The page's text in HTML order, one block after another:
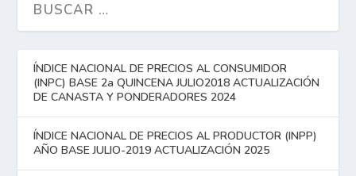
ÍNDICE NACIONAL DE PRECIOS AL CONSUMIDOR
(INPC) BASE 2a QUINCENA JULIO2018 ACTUALIZACIÓN
DE CANASTA Y PONDERADORES 2024
ÍNDICE NACIONAL DE PRECIOS AL PRODUCTOR (INPP)
AÑO BASE JULIO-2019 ACTUALIZACIÓN 2025